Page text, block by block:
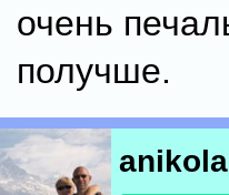
очень
получше.